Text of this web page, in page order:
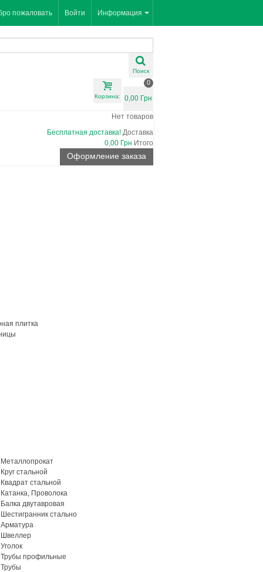
Информация
пожаловать Войти
Поиск
Корзина:
0
0,00 Грн
Нет товаров
Бесплатная доставка! Доставка
0,00 Грн Итого
Оформление заказа
плитка
Металлопрокат
Круг стальной
Квадрат стальной
Катанка, Проволока
Балка двутавровая
Шестигранник стально
Арматура
Швеллер
Уголок
Трубы профильные
Трубы